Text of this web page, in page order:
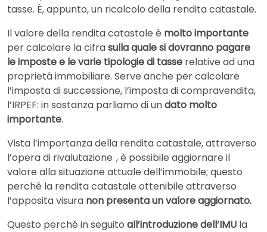
tasse. È, appunto, un ricalcolo della rendita catastale.
Il valore della rendita catastale è molto importante
per calcolare la cifrasulla quale si dovranno pagare
le imposte e le varie tipologie di tasse relative ad una
proprietà immobiliare. Serve anche per calcolare
l’imposta di successione, l’imposta di compravendita,
l’IRPEF: in sostanza parliamo di undato molto
importante.
Vista l’importanza della rendita catastale, attraverso
l’opera di rivalutazione , è possibile aggiornare il
valore alla situazione attuale dell’immobile; questo
perché la rendita catastale ottenibile attraverso
l’apposita visura non presenta un valore aggiornato.
Questo perché in seguito all’introduzione dell’IMU la